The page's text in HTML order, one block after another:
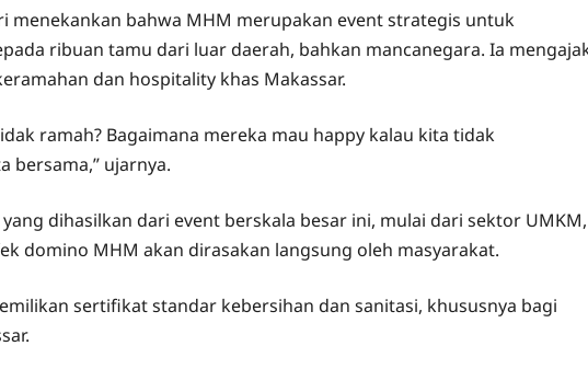
menekankan bahwa MHM merupakan event strategis untuk
ribuan tamu dari luar daerah, bahkan mancanegara. Ia
dan hospitality khas Makassar.
ramah? Bagaimana mereka mau happy kalau kita tidak
bersama,” ujarnya.
dihasilkan dari event berskala besar ini, mulai dari sektor UMKM,
domino MHM akan dirasakan langsung oleh masyarakat.
sertifikat standar kebersihan dan sanitasi, khususnya bagi